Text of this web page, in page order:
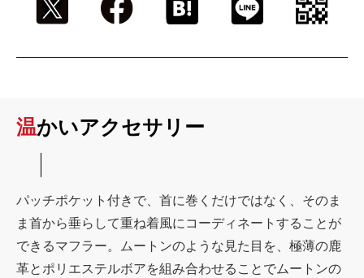
温かいアクセサリー
パッチポケット付きで、首に巻くだけではなく、そのま
ま首から垂らして重ね着風にコーディネートすることが
できるマフラー。ムートンのような見た目を、極薄の鹿
革とポリエステルボアを組み合わせることでムートンの